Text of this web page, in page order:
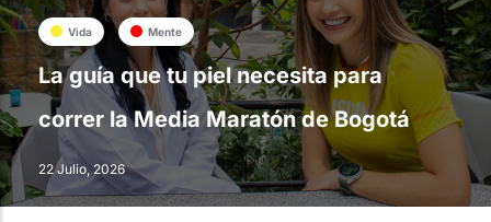
Vida Mente
La guía que tu piel necesita para
correr la Media Maratón de Bogotá
22 Julio, 2026